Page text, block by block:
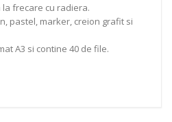
frecare cu radiera.
pastel, marker, creion grafit si
A3 si contine 40 de file.